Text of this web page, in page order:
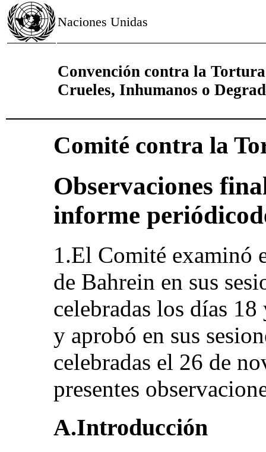
Naciones Unidas
Convención contra la
Crueles, Inhumanos o
Comité contra la
Observaciones
informe
1.El Comité examinó
de Bahrein en sus
celebradas los días
y aprobó en sus
celebradas el 26 de
presentes
A.Introducción